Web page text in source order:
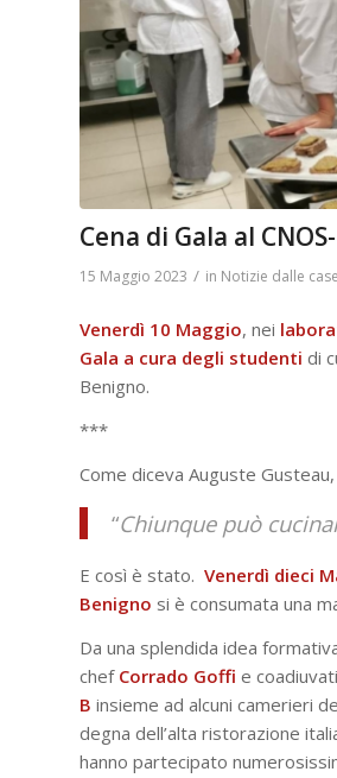
Cena di Gala al
15 Maggio 2023 / in Notizie dalle case
Venerdì 10 Maggio, nei
Gala a cura degli studenti di
Benigno.
***
Come diceva Auguste
“Chiunque può
E così è stato. Venerdì dieci
Benigno si è consumata una
Da una splendida idea
chef Corrado Goffi e
B insieme ad alcuni camerieri
degna dell’alta ristorazione
hanno partecipato